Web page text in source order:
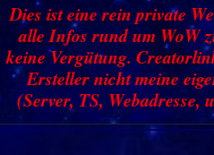
Dies ist eine rein private
alle Infos rund um WoW
keine Vergütung.
Ersteller nicht meine
(Server, TS, Webadresse,